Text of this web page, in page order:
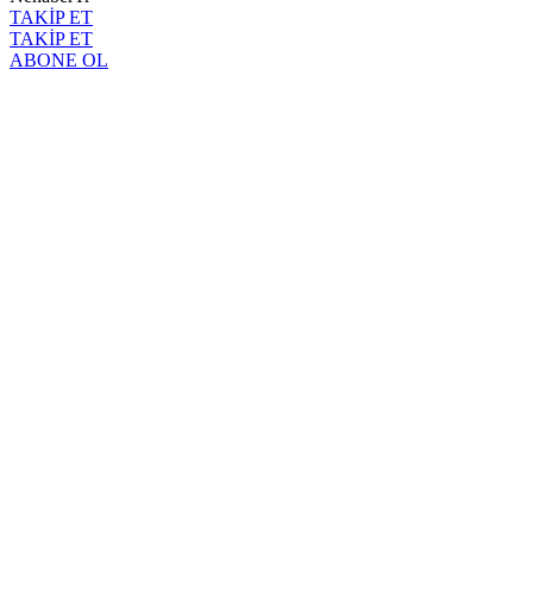
TAKİP ET
TAKİP ET
ABONE OL